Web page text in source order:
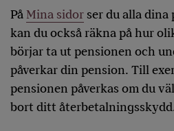
På Mina sidor ser du alla dina
kan du också räkna på hur
börjar ta ut pensionen och
påverkar din pension. Till
pensionen påverkas om du
bort ditt